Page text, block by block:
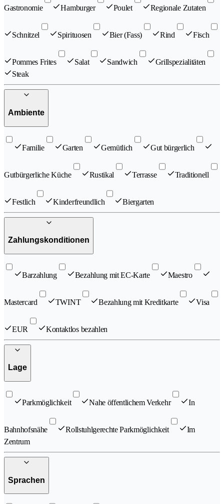
Gastronomie Hamburger Poulet Regionale Zutaten
Schnitzel Spirituosen Bier (Fass) Rind Fisch
Pommes Frites Salat Sandwich
Grillspezialitäten
Steak
Ambiente
Familie Garten Gemütlich Gut bürgerlich
Gutbürgerliche Küche Rustikal Terrasse Traditionell
Festlich Kinderfreundlich Biergarten
Zahlungskonditionen
Barzahlung Bezahlung mit EC-Karte Maestro
Mastercard TWINT Bezahlung mit Kreditkarte Visa
EUR Kontaktlos bezahlen
Lage
Parkmöglichkeit Nahe öffentlichem Verkehr In
Bahnhofsnähe Rollstuhlgerechte Parkmöglichkeit
Im
Zentrum
Sprachen